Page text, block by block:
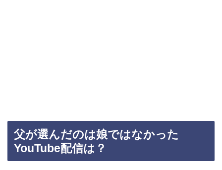
父が選んだのは娘ではなかった
YouTube配信は？